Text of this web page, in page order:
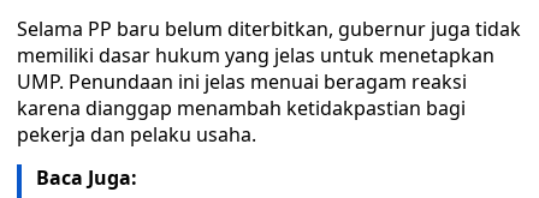
Selama PP baru belum diterbitkan, gubernur juga tidak
memiliki dasar hukum yang jelas untuk menetapkan
UMP. Penundaan ini jelas menuai beragam reaksi
karena dianggap menambah ketidakpastian bagi
pekerja dan pelaku usaha.
Baca Juga: